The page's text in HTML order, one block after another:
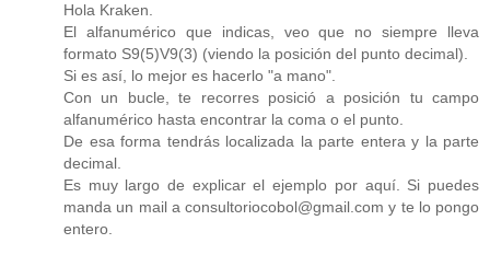
Hola Kraken.
El alfanumérico que indicas, veo que no siempre lleva
formato S9(5)V9(3) (viendo la posición del punto decimal).
Si es así, lo mejor es hacerlo "a mano".
Con un bucle, te recorres posició a posición tu campo
alfanumérico hasta encontrar la coma o el punto.
De esa forma tendrás localizada la parte entera y la parte
decimal.
Es muy largo de explicar el ejemplo por aquí. Si puedes
manda un mail a consultoriocobol@gmail.com y te lo pongo
entero.